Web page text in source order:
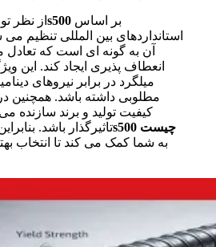
از نظر مشخصات میلگردs500بر اساس
استانداردهای بین المللی تنظیم
آن به گونه ای است که
انعطاف پذیری ایجاد کند. این
میلگرد در برابر نیروهای
مطلوبی داشته باشد. همچنین در
کیفیت تولید و برند سازنده می
تاثیرگذار باشد.
میلگردs500 چیست
به شما کمک می کند تا انتخاب